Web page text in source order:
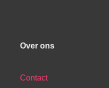
Over ons
Contact